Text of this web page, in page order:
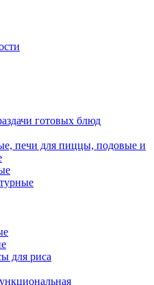
готовых блюд
печи для пиццы, подовые и
для риса